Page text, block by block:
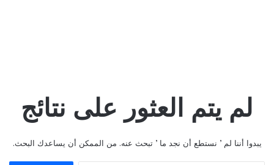
لم يتم العثور على نتائج
يبدوا أننا لم ’ نستطع أن نجد ما ’ تبحث عنه. من الممكن أن يساعدك البحث.